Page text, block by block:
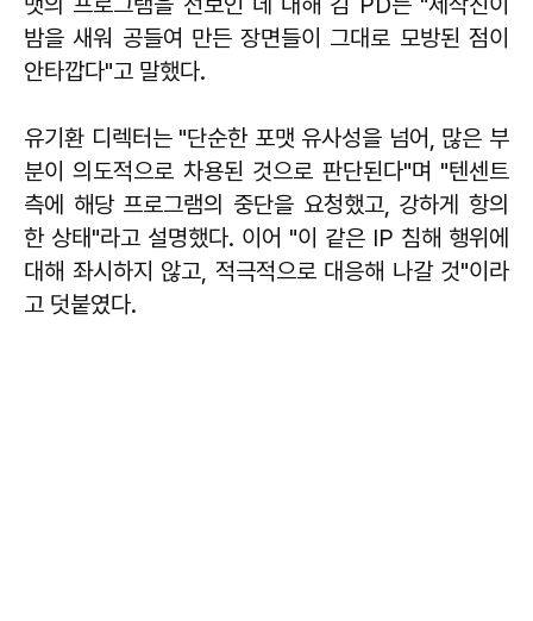
밤을 새워 공들여 만든 장면들이 그대로 모방된 점이
안타깝다"고 말했다.
유기환 디렉터는 "단순한 포맷 유사성을 넘어, 많은 부
분이 의도적으로 차용된 것으로 판단된다"며 "텐센트
측에 해당 프로그램의 중단을 요청했고, 강하게 항의
한 상태"라고 설명했다. 이어 "이 같은 IP 침해 행위에
대해 좌시하지 않고, 적극적으로 대응해 나갈 것"이라
고 덧붙였다.